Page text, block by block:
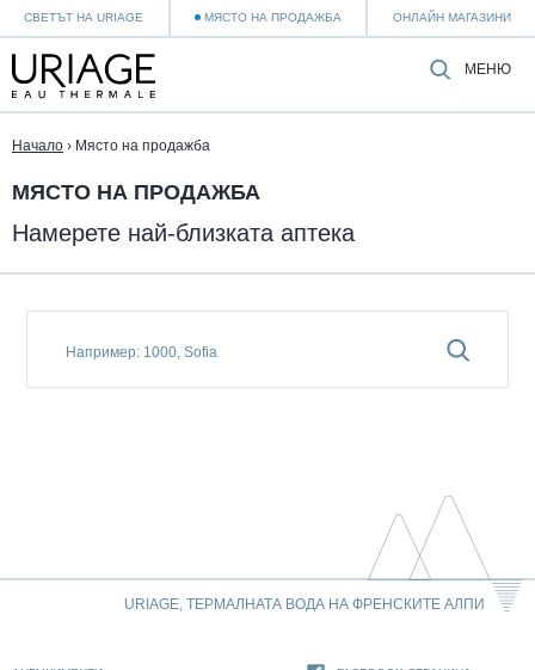
СВЕТЪТ НА URIAGE МЯСТО НА ПРОДАЖБА ОНЛАЙН МАГАЗИНИ
МЕНЮ
Начало › Място на продажба
МЯСТО НА ПРОДАЖБА
Намерете най-близката аптека
URIAGE, ТЕРМАЛНАТА ВОДА НА ФРЕНСКИТЕ АЛПИ